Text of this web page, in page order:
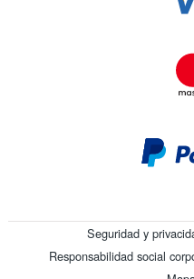
Seguridad y
Responsabilidad social